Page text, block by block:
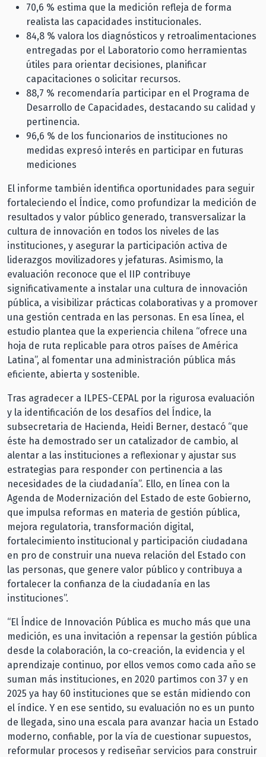
70,6 % estima que la medición refleja de forma
realista las capacidades institucionales.
84,8 % valora los diagnósticos y retroalimentaciones
entregadas por el Laboratorio como herramientas
útiles para orientar decisiones, planificar
capacitaciones o solicitar recursos.
88,7 % recomendaría participar en el Programa de
Desarrollo de Capacidades, destacando su calidad y
pertinencia.
96,6 % de los funcionarios de instituciones no
medidas expresó interés en participar en futuras
mediciones
El informe también identifica oportunidades para seguir
fortaleciendo el Índice, como profundizar la medición de
resultados y valor público generado, transversalizar la
cultura de innovación en todos los niveles de las
instituciones, y asegurar la participación activa de
liderazgos movilizadores y jefaturas. Asimismo, la
evaluación reconoce que el IIP contribuye
significativamente a instalar una cultura de innovación
pública, a visibilizar prácticas colaborativas y a promover
una gestión centrada en las personas. En esa línea, el
estudio plantea que la experiencia chilena “ofrece una
hoja de ruta replicable para otros países de América
Latina”, al fomentar una administración pública más
eficiente, abierta y sostenible.
Tras agradecer a ILPES-CEPAL por la rigurosa evaluación
y la identificación de los desafíos del Índice, la
subsecretaria de Hacienda, Heidi Berner, destacó “que
éste ha demostrado ser un catalizador de cambio, al
alentar a las instituciones a reflexionar y ajustar sus
estrategias para responder con pertinencia a las
necesidades de la ciudadanía”. Ello, en línea con la
Agenda de Modernización del Estado de este Gobierno,
que impulsa reformas en materia de gestión pública,
mejora regulatoria, transformación digital,
fortalecimiento institucional y participación ciudadana
en pro de construir una nueva relación del Estado con
las personas, que genere valor público y contribuya a
fortalecer la confianza de la ciudadanía en las
instituciones”.
“El Índice de Innovación Pública es mucho más que una
medición, es una invitación a repensar la gestión pública
desde la colaboración, la co-creación, la evidencia y el
aprendizaje continuo, por ellos vemos como cada año se
suman más instituciones, en 2020 partimos con 37 y en
2025 ya hay 60 instituciones que se están midiendo con
el índice. Y en ese sentido, su evaluación no es un punto
de llegada, sino una escala para avanzar hacia un Estado
moderno, confiable, por la vía de cuestionar supuestos,
reformular procesos y rediseñar servicios para construir